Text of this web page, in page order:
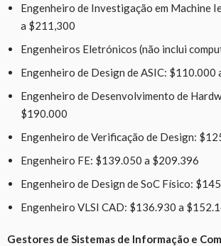
Engenheiro de Investigação em Machine
a $211,300
Engenheiros Eletrónicos (não inclui
Engenheiro de Design de ASIC: $110.000
Engenheiro de Desenvolvimento de
$190.000
Engenheiro de Verificação de Design:
Engenheiro FE: $139.050 a $209.396
Engenheiro de Design de SoC Físico:
Engenheiro VLSI CAD: $136.930 a
Gestores de Sistemas de Informação e